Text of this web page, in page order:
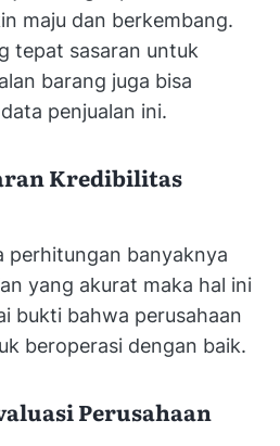
maju dan berkembang.
tepat sasaran untuk
barang juga bisa
penjualan ini.
Kredibilitas
perhitungan banyaknya
yang akurat maka hal ini
bukti bahwa perusahaan
beroperasi dengan baik.
Perusahaan